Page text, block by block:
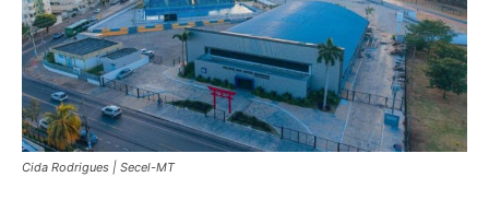
Cida Rodrigues | Secel-MT